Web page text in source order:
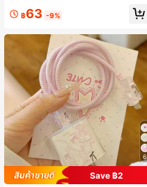
ชาร์จ 18/20W ฝาครอบป้องกันที่เข้ากัน
ได้กับ iPhone11/12/13/14/15/16 Pro
฿63 -9%
6
Save ฿2